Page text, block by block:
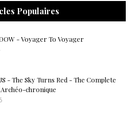
Populaires
- Voyager To Voyager
- The Sky Turns Red - The Complete
chronique